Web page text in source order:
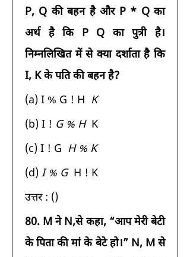
P, Q की बहन है और P * Q का
अर्थ है कि P Q का पुत्री है।
निम्नलिखित में से क्या दर्शाता है कि
I, K के पति की बहन है?
(a) I % G ! H K
(b) I ! G % H K
(c) I ! G H % K
(d) I % G H ! K
उत्तर : ()
80. M ने N,से कहा, “आप मेरी बेटी
के पिता की मां के बेटे हो।” N, M से